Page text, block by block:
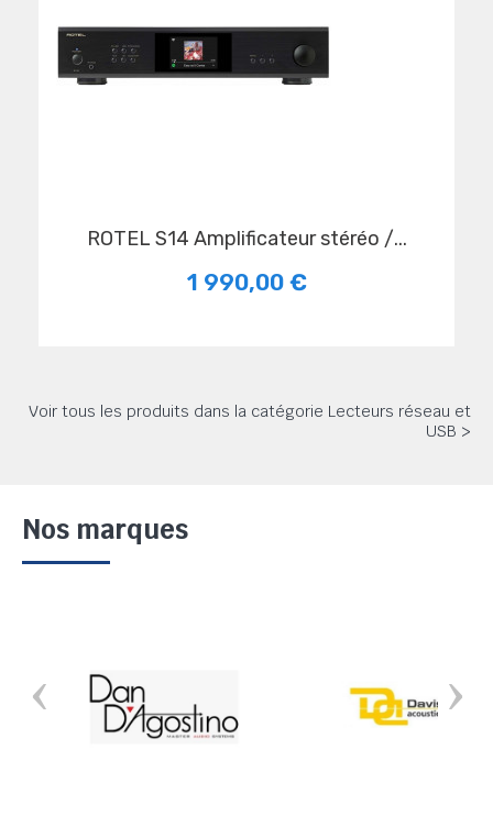
ROTEL S14 Amplificateur stéréo /...
1 990,00 €
Voir tous les produits dans la catégorie Lecteurs réseau et
USB >
Nos marques